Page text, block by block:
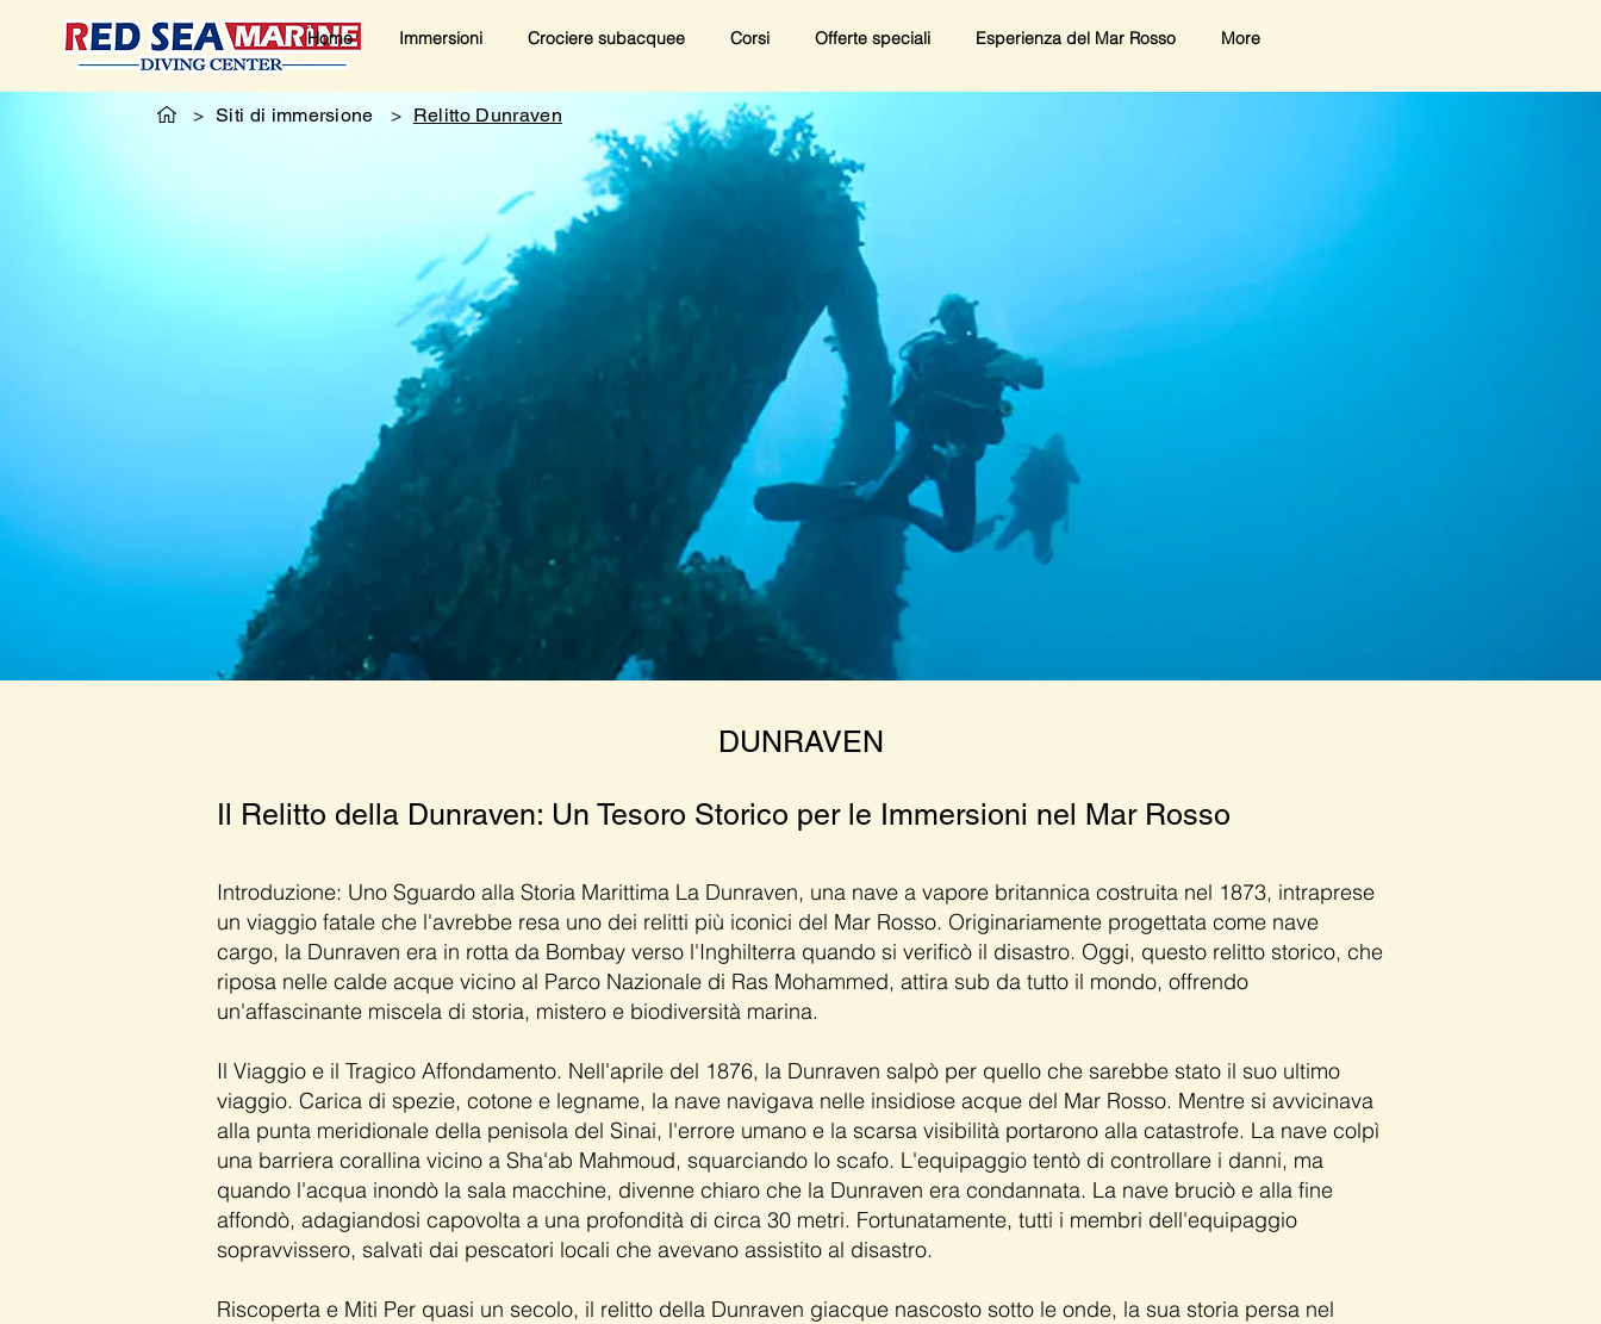
Home Immersioni Crociere subacquee Corsi Offerte speciali Esperienza del Mar Rosso More
DUNRAVEN
Il Relitto della Dunraven: Un Tesoro Storico per le Immersioni nel Mar Rosso
Introduzione: Uno Sguardo alla Storia Marittima La Dunraven, una nave a vapore britannica costruita nel 1873, intraprese
un viaggio fatale che l'avrebbe resa uno dei relitti più iconici del Mar Rosso. Originariamente progettata come nave
cargo, la Dunraven era in rotta da Bombay verso l'Inghilterra quando si verificò il disastro. Oggi, questo relitto storico, che
riposa nelle calde acque vicino al Parco Nazionale di Ras Mohammed, attira sub da tutto il mondo, offrendo
un'affascinante miscela di storia, mistero e biodiversità marina.
Il Viaggio e il Tragico Affondamento. Nell'aprile del 1876, la Dunraven salpò per quello che sarebbe stato il suo ultimo
viaggio. Carica di spezie, cotone e legname, la nave navigava nelle insidiose acque del Mar Rosso. Mentre si avvicinava
alla punta meridionale della penisola del Sinai, l'errore umano e la scarsa visibilità portarono alla catastrofe. La nave colpì
una barriera corallina vicino a Sha'ab Mahmoud, squarciando lo scafo. L'equipaggio tentò di controllare i danni, ma
quando l'acqua inondò la sala macchine, divenne chiaro che la Dunraven era condannata. La nave bruciò e alla fine
affondò, adagiandosi capovolta a una profondità di circa 30 metri. Fortunatamente, tutti i membri dell'equipaggio
sopravvissero, salvati dai pescatori locali che avevano assistito al disastro.
Riscoperta e Miti Per quasi un secolo, il relitto della Dunraven giacque nascosto sotto le onde, la sua storia persa nel
> Siti di immersione > Relitto Dunraven